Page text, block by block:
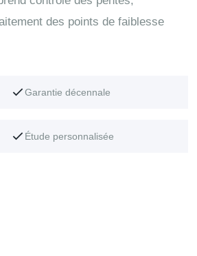
des points de faiblesse
Garantie décennale
Étude personnalisée